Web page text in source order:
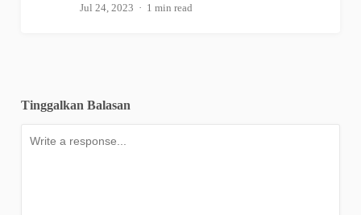
Jul 24, 2023
1 min read
Tinggalkan Balasan